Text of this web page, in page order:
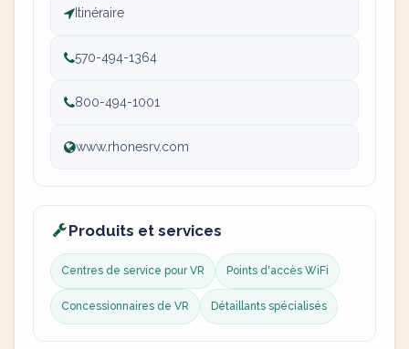
Itinéraire
570-494-1364
800-494-1001
www.rhonesrv.com
Produits et services
Centres de service pour VR Points d'accès WiFi
Concessionnaires de VR Détaillants spécialisés